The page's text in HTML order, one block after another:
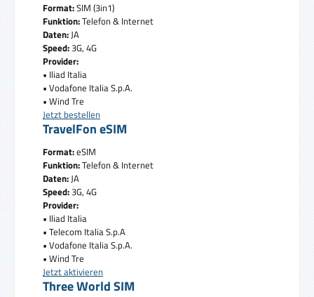
Format:SIM (3in1)
Funktion:Telefon & Internet
Daten:JA
Speed:3G, 4G
Provider:
• Iliad Italia
• Vodafone Italia S.p.A.
• Wind Tre
Jetzt bestellen
TravelFon eSIM
Format:eSIM
Funktion:Telefon & Internet
Daten:JA
Speed:3G, 4G
Provider:
• Iliad Italia
• Telecom Italia S.p.A
• Vodafone Italia S.p.A.
• Wind Tre
Jetzt aktivieren
Three World SIM